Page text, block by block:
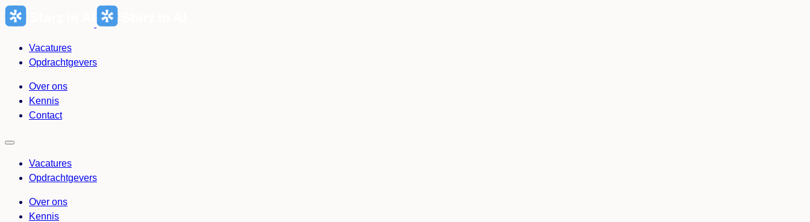
Ga
naar
inhoud
Vacatures
Opdrachtgevers
Over ons
Kennis
Contact
Vacatures
Opdrachtgevers
Over ons
Kennis